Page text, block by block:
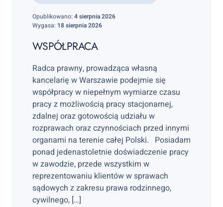
Opublikowano: 4 sierpnia 2026
Wygasa: 18 sierpnia 2026
WSPÓŁPRACA
Radca prawny, prowadząca własną
kancelarię w Warszawie podejmie się
współpracy w niepełnym wymiarze czasu
pracy z możliwością pracy stacjonarnej,
zdalnej oraz gotowością udziału w
rozprawach oraz czynnościach przed innymi
organami na terenie całej Polski. Posiadam
ponad jedenastoletnie doświadczenie pracy
w zawodzie, przede wszystkim w
reprezentowaniu klientów w sprawach
sądowych z zakresu prawa rodzinnego,
cywilnego, […]